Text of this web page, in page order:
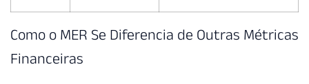
Como o MER Se Diferencia de Outras Métricas
Financeiras